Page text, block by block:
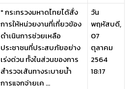
" กระทรวงมหาดไทยได้สั่ง
การให้หน่วยงานที่เกี่ยวข้อง
ดำเนินการช่วยเหลือ
ประชาชนที่ประสบภัยอย่าง
เร่งด่วน ทั้งในส่วนของการ
สำรวจเส้นทางระบายน้ำ
การแจกจ่ายเค ...
วัน
พฤหัสบดี,
07
ตุลาคม
2564
18:17